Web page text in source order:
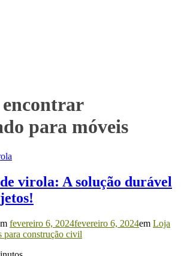
encontrar
para móveis
virola: A solução durável
fevereiro 6, 2024fevereiro 6, 2024em Loja
para construção civil